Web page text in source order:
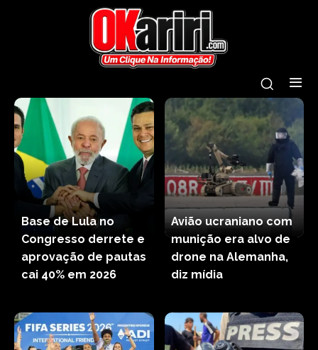
Base de Lula no
Congresso derrete e
aprovação de pautas
cai 40% em 2026
Avião ucraniano com
munição era alvo de
drone na Alemanha,
diz mídia